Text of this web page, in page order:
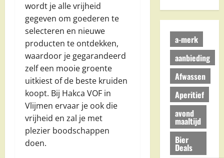
wordt je alle vrijheid
gegeven om goederen te
selecteren en nieuwe
producten te ontdekken,
waardoor je gegarandeerd
zelf een mooie groente
uitkiest of de beste kruiden
koopt. Bij Hakca VOF in
Vlijmen ervaar je ook die
vrijheid en zal je met
plezier boodschappen
doen.
a-merk
aanbieding
Afwassen
Aperitief
avond
maaltijd
Bier
Deals